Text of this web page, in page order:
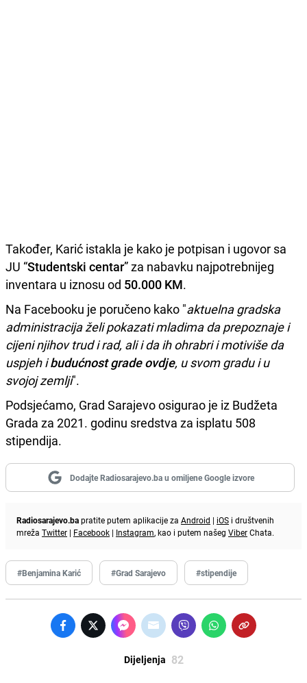
Također, Karić istakla je kako je potpisan i ugovor sa
JU “Studentski centar” za nabavku najpotrebnijeg
inventara u iznosu od 50.000 KM.
Na Facebooku je poručeno kako "aktuelna gradska
administracija želi pokazati mladima da prepoznaje i
cijeni njihov trud i rad, ali i da ih ohrabri i motiviše da
uspjeh ibudućnost grade ovdje, u svom gradu i u
svojoj zemlji".
Podsjećamo, Grad Sarajevo osigurao je iz Budžeta
Grada za 2021. godinu sredstva za isplatu 508
stipendija.
Dodajte Radiosarajevo.ba u omiljene Google izvore
Radiosarajevo.bapratite putem aplikacije za Android | iOS i društvenih
mreža Twitter | Facebook | Instagram, kao i putem našeg ViberChata.
#Benjamina Karić #Grad Sarajevo #stipendije
Dijeljenja 82